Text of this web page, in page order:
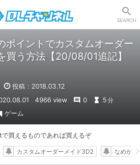
SEARCH
ポイントでカスタムオーダー
買う方法【20/08/01追記】
投稿：2018.03.12
4966 view 0 5分
ゲーム
買えるものであれば買えるぞ
カスタムオーダーメイド3D2 なめかの